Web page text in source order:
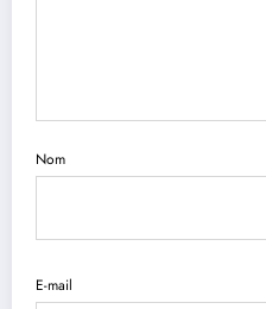
Nom
E-mail